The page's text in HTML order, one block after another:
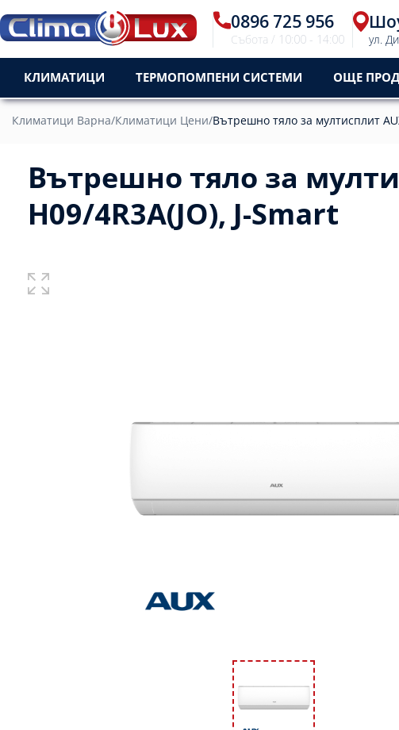
0896 725 956
Събота / 10:00 - 14:00 ул.
КЛИМАТИЦИ ТЕРМОПОМПЕНИ СИСТЕМИ ОЩЕ
Климатици Варна/Климатици Цени/Вътрешно тяло за мултисплит
Вътрешно тяло за
H09/4R3A(JO), J-Smart